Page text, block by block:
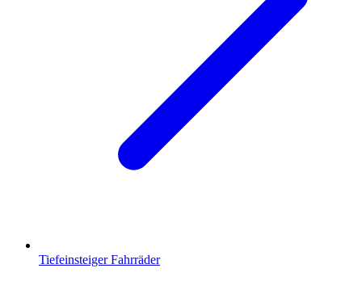
Tiefeinsteiger Fahrräder